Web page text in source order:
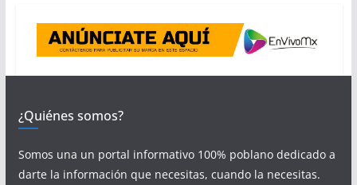
¿Quiénes somos?
Somos una un portal informativo 100% poblano dedicado a
darte la información que necesitas, cuando la necesitas.